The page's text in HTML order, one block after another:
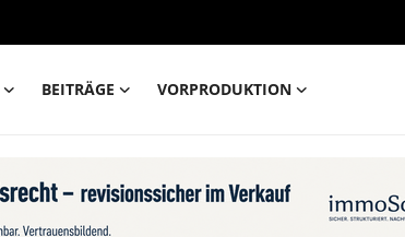
BEITRÄGE VORPRODUKTION